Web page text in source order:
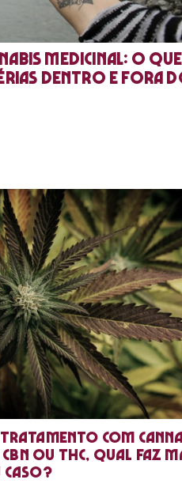
medicinal: o que
dentro e fora
tratamento com
CBN ou THC, qual faz
caso?